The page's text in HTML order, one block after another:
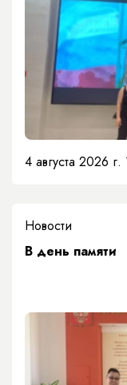
4 августа 2026
Новости
​В день памяти